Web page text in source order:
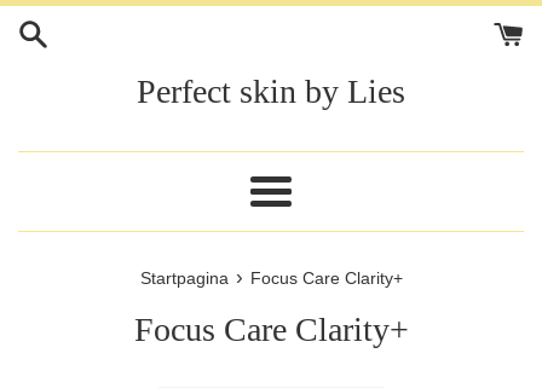
Meteen
naar
Perfect skin by Lies
Menu
Startpagina › Focus Care Clarity+
Focus Care Clarity+